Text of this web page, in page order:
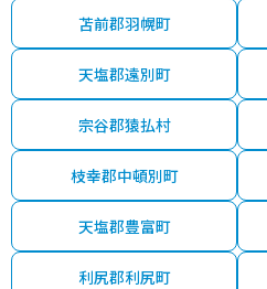
苫前郡羽幌町
天塩郡遠別町
宗谷郡猿払村
枝幸郡中頓別町
天塩郡豊富町
利尻郡利尻町